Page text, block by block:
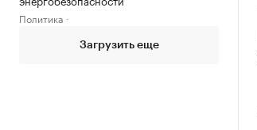
Политика
Загрузить еще